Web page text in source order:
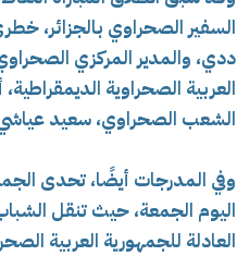
السفير الصحراوي بالجزائر،
ددي، والمدير المركزي
العربية الصحراوية
الشعب الصحراوي، سعيد
وفي المدرجات أيضًا، تحدى
اليوم الجمعة، حيث تنقل
العادلة للجمهورية العربية